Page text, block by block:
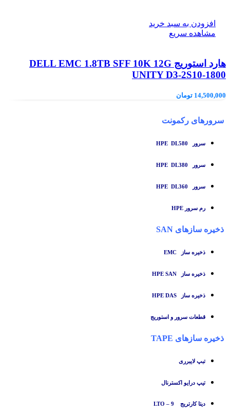
افزودن به سبد خرید
مشاهده سریع
هارد استوریج DELL EMC 1.8TB SFF 10K 12G
UNITY D3-2S10-1800
14,500,000 تومان
سرورهای رکمونت
سرور HPE DL580
سرور HPE DL380
سرور HPE DL360
رم سرور HPE
ذخیره سازهای SAN
ذخیره ساز
ذخیره ساز HPE SAN
ذخیره ساز HPE DAS
قطعات سرور و استوریج
ذخیره سازهای TAPE
تبپ لایبرری
تیپ درایو اکسترنال
دیتا کارتریج LTO – 9